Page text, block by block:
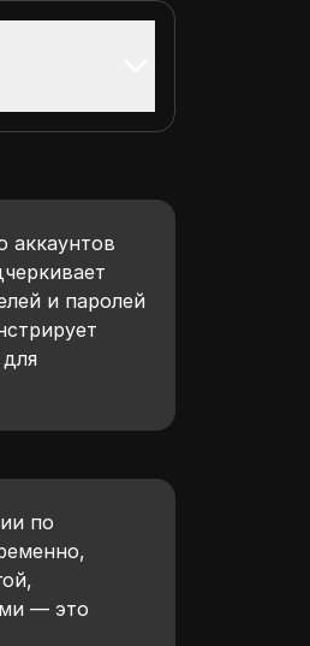
аккаунтов
и паролей
по
— это